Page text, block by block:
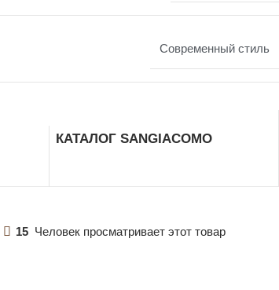
Современный стиль
КАТАЛОГ SANGIACOMO
15 Человек просматривает этот товар